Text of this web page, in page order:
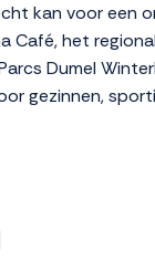
kan voor een
Café, het
Dumel
gezinnen,